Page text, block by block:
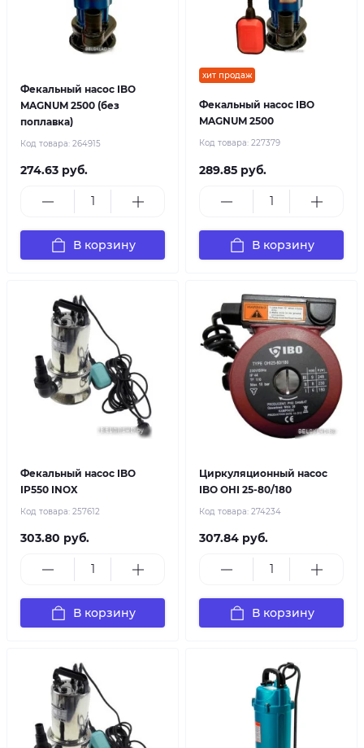
Фекальный насос IBO
MAGNUM 2500 (без
поплавка)
Код товара: 264915
274.63 руб.
В корзину
хит продаж
Фекальный насос IBO
MAGNUM 2500
Код товара: 227379
289.85 руб.
В корзину
Фекальный насос IBO
IP550 INOX
Код товара: 257612
303.80 руб.
В корзину
Циркуляционный насос
IBO OHI 25-80/180
Код товара: 274234
307.84 руб.
В корзину